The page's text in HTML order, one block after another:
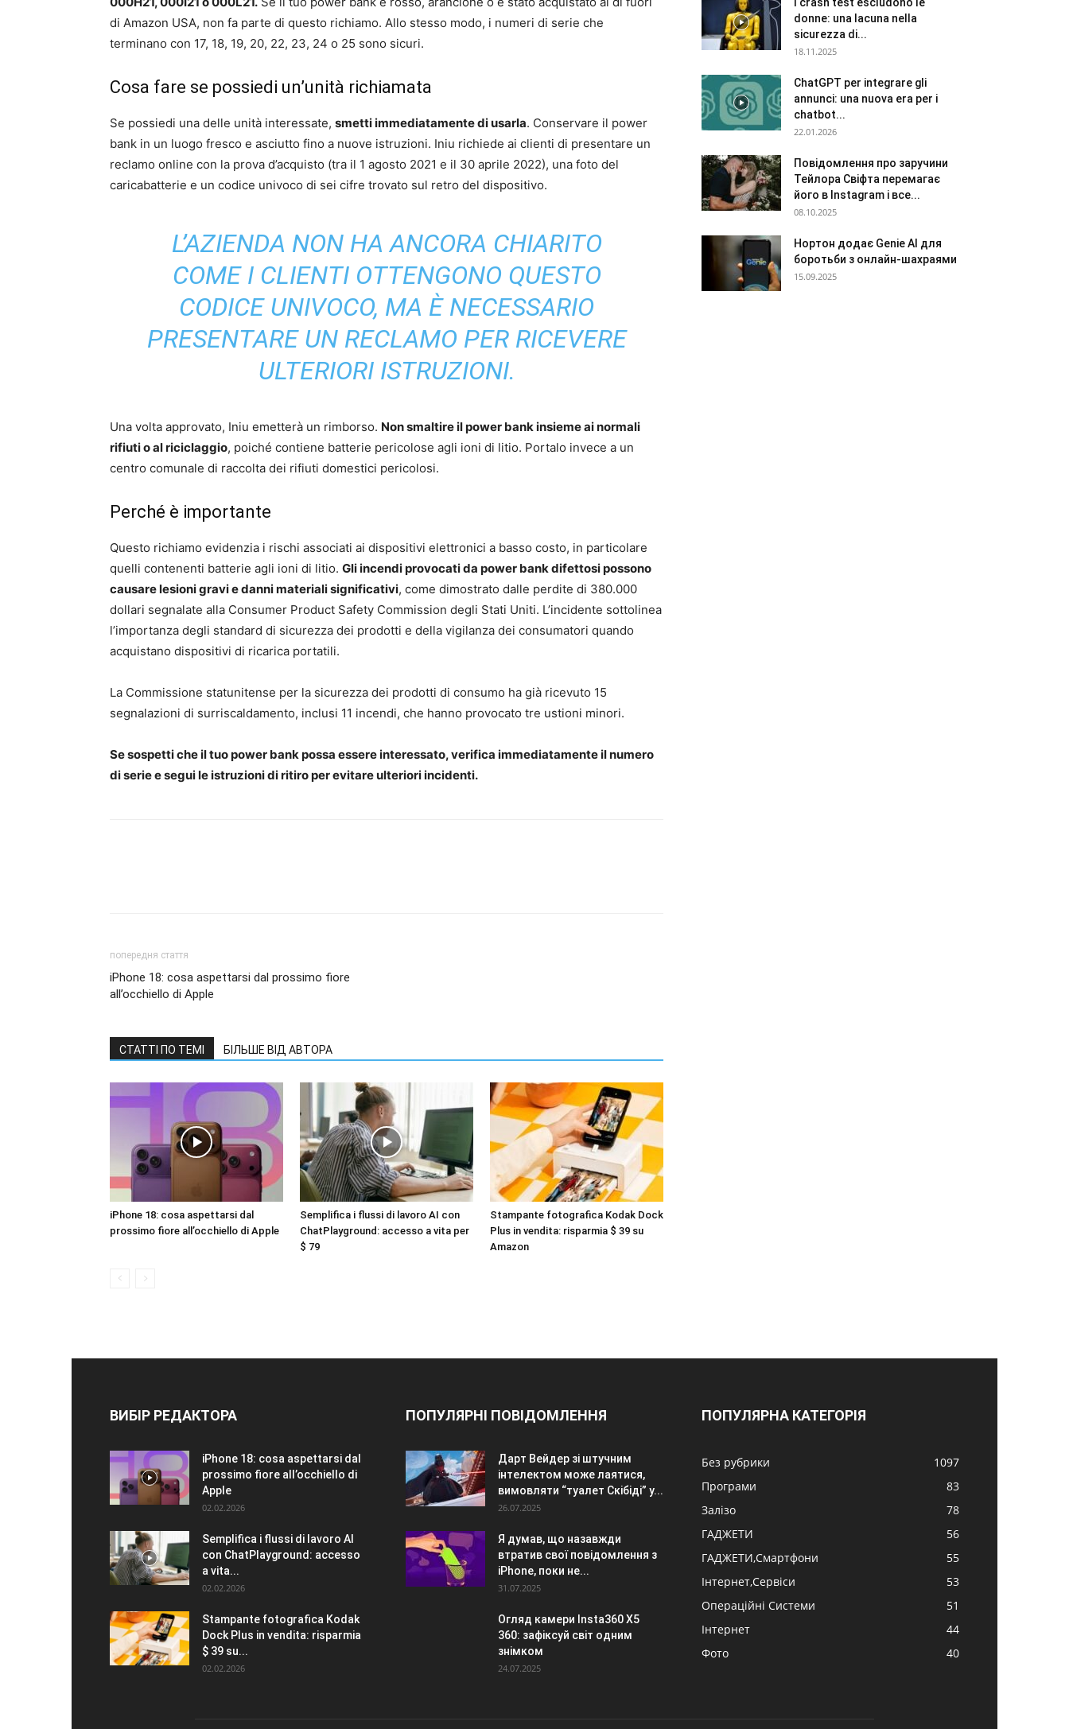
di Amazon USA, non fa parte di questo richiamo. Allo stesso modo, i numeri di serie che
terminano con 17, 18, 19, 20, 22, 23, 24 o 25 sono sicuri.
Cosa fare se possiedi un’unità richiamata
Se possiedi una delle unità interessate, smetti immediatamente di usarla. Conservare il power
bank in un luogo fresco e asciutto fino a nuove istruzioni. Iniu richiede ai clienti di presentare un
reclamo online con la prova d’acquisto (tra il 1 agosto 2021 e il 30 aprile 2022), una foto del
caricabatterie e un codice univoco di sei cifre trovato sul retro del dispositivo.
L’AZIENDA NON HA ANCORA CHIARITO
COME I CLIENTI OTTENGONO QUESTO
CODICE UNIVOCO, MA È NECESSARIO
PRESENTARE UN RECLAMO PER RICEVERE
ULTERIORI ISTRUZIONI.
Una volta approvato, Iniu emetterà un rimborso. Non smaltire il power bank insieme ai normali
rifiuti o al riciclaggio, poiché contiene batterie pericolose agli ioni di litio. Portalo invece a un
centro comunale di raccolta dei rifiuti domestici pericolosi.
Perché è importante
Questo richiamo evidenzia i rischi associati ai dispositivi elettronici a basso costo, in particolare
quelli contenenti batterie agli ioni di litio. Gli incendi provocati da power bank difettosi possono
causare lesioni gravi e danni materiali significativi, come dimostrato dalle perdite di 380.000
dollari segnalate alla Consumer Product Safety Commission degli Stati Uniti. L’incidente sottolinea
l’importanza degli standard di sicurezza dei prodotti e della vigilanza dei consumatori quando
acquistano dispositivi di ricarica portatili.
La Commissione statunitense per la sicurezza dei prodotti di consumo ha già ricevuto 15
segnalazioni di surriscaldamento, inclusi 11 incendi, che hanno provocato tre ustioni minori.
Se sospetti che il tuo power bank possa essere interessato, verifica immediatamente il numero
di serie e segui le istruzioni di ritiro per evitare ulteriori incidenti.
попередня стаття
iPhone 18: cosa aspettarsi dal prossimo fiore
all’occhiello di Apple
СТАТТІ ПО ТЕМІ БІЛЬШЕ ВІД АВТОРА
iPhone 18: cosa aspettarsi dal
prossimo fiore all’occhiello di Apple
Semplifica i flussi di lavoro AI con
ChatPlayground: accesso a vita per
$ 79
Stampante fotografica Kodak Dock
Plus in vendita: risparmia $ 39 su
Amazon
donne: una lacuna nella
sicurezza di...
18.11.2025
ChatGPT per integrare gli
annunci: una nuova era per i
chatbot...
22.01.2026
Повідомлення про заручини
Тейлора Свіфта перемагає
його в Instagram і все...
08.10.2025
Нортон додає Genie AI для
боротьби з онлайн-шахраями
15.09.2025
ВИБІР РЕДАКТОРА
iPhone 18: cosa aspettarsi dal
prossimo fiore all’occhiello di
Apple
02.02.2026
Semplifica i flussi di lavoro AI
con ChatPlayground: accesso
a vita...
02.02.2026
Stampante fotografica Kodak
Dock Plus in vendita: risparmia
$ 39 su...
02.02.2026
ПОПУЛЯРНІ ПОВІДОМЛЕННЯ
Дарт Вейдер зі штучним
інтелектом може лаятися,
вимовляти “туалет Скібіді” у...
26.07.2025
Я думав, що назавжди
втратив свої повідомлення з
iPhone, поки не...
31.07.2025
Огляд камери Insta360 X5
360: зафіксуй світ одним
знімком
24.07.2025
ПОПУЛЯРНА КАТЕГОРІЯ
Без рубрики
1097
Програми
83
Залізо
78
ГАДЖЕТИ
56
ГАДЖЕТИ,Смартфони
55
Інтернет,Сервіси
53
Операційні Системи
51
Інтернет
44
Фото
40